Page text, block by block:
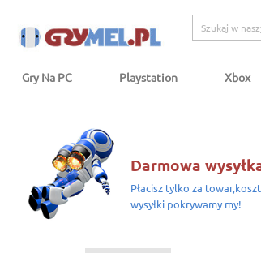
Gry Na PC Playstation Xbox
Darmowa
Płacisz tylko za towar,koszt
wysyłki pokrywamy my!